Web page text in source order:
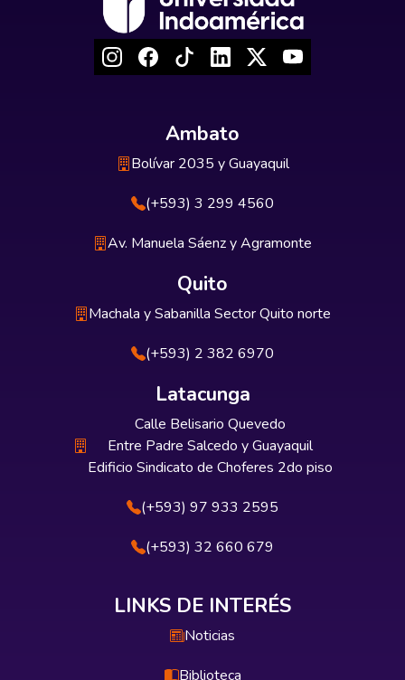
Ambato
Bolívar 2035 y Guayaquil
(+593) 3 299 4560
Av. Manuela Sáenz y Agramonte
Quito
Machala y Sabanilla Sector Quito norte
(+593) 2 382 6970
Latacunga
Calle Belisario Quevedo
Entre Padre Salcedo y Guayaquil
Edificio Sindicato de Choferes 2do piso
(+593) 97 933 2595
(+593) 32 660 679
LINKS DE INTERÉS
Noticias
Biblioteca